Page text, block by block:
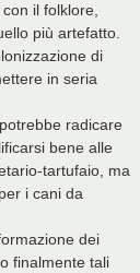
il folklore,
più artefatto.
di
in seria
radicare
bene alle
tartufaio, ma
i cani da
dei
finalmente tali